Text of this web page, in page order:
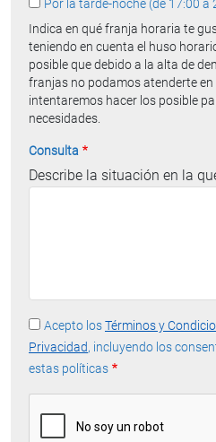
Por la tarde-
Indica en qué franja horaria te
teniendo en cuenta el huso
posible que debido a la alta de
franjas no podamos atenderte
intentaremos hacer los posible
necesidades.
Consulta
Describe la situación en la
Acepto losTérminos y
Privacidad, incluyendo los
estas políticas